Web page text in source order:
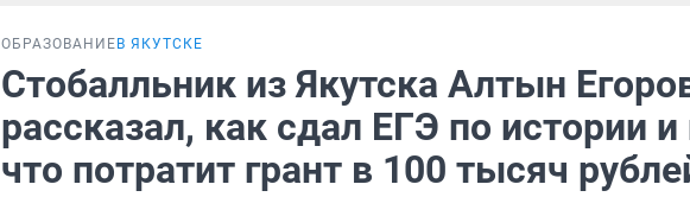
ОБРАЗОВАНИЕ В ЯКУТСКЕ
Стобалльник из Якутска Алтын
рассказал, как сдал ЕГЭ по истории и
что потратит грант в 100 тысяч